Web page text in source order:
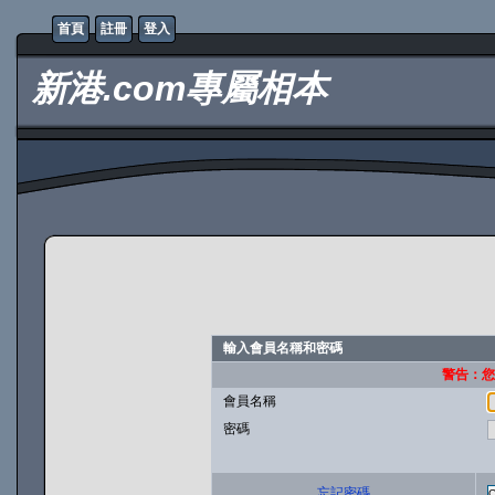
首頁 註冊 登入
新港.com專屬相本
輸入會員名稱和密碼
警告：
會員名稱
密碼